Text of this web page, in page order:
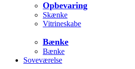
Opbevaring
Skænke
Vitrineskabe
Bænke
Bænke
Soveværelse